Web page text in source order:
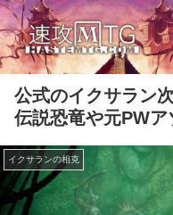
公式のイクサラン
伝説恐竜や元PWア
イクサランの相克